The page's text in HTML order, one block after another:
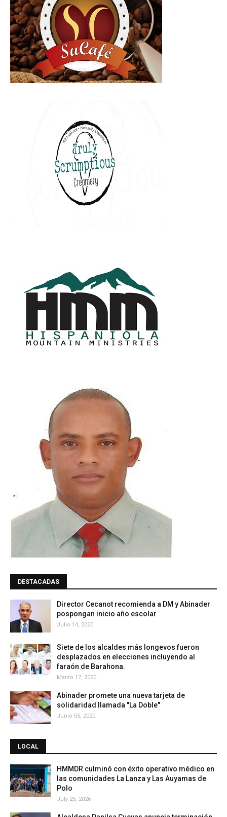
DESTACADAS
Director Cecanot recomienda a DM y Abinader
pospongan inicio año escolar
Julio 14, 2020
Siete de los alcaldes más longevos fueron
desplazados en elecciones incluyendo al
faraón de Barahona.
Marzo 17, 2020
Abinader promete una nueva tarjeta de
solidaridad llamada "La Doble"
Junio 05, 2020
LOCAL
HMMDR culminó con éxito operativo médico en
las comunidades La Lanza y Las Auyamas de
Polo
July 25, 2026